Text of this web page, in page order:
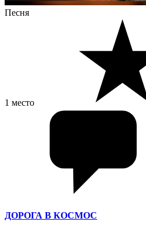
Песня
1 место
ДОРОГА В КОСМОС